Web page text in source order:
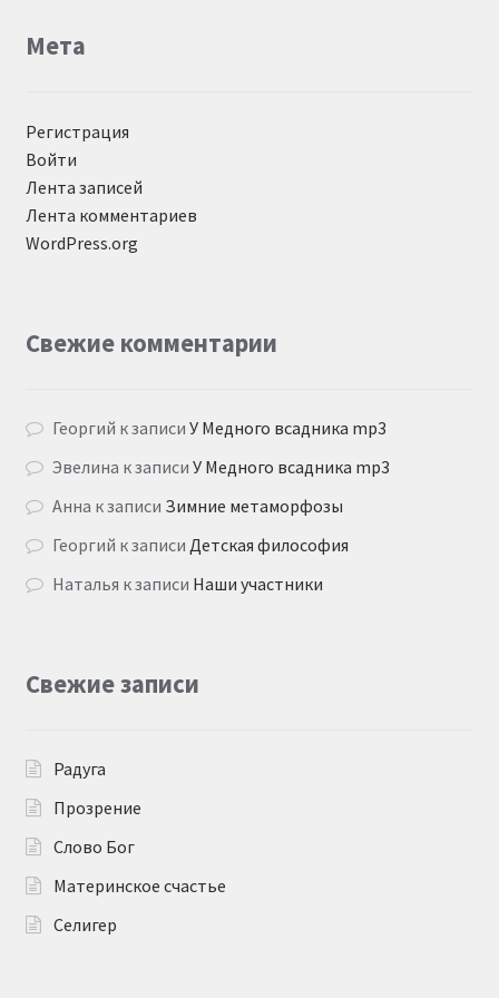
Мета
Регистрация
Войти
Лента записей
Лента комментариев
WordPress.org
Свежие комментарии
Георгий к записиУ Медного всадника mp3
Эвелина к записиУ Медного всадника mp3
Анна к записи Зимние метаморфозы
Георгий к записи Детская философия
Наталья к записи Наши участники
Свежие записи
Радуга
Прозрение
Слово Бог
Материнское счастье
Селигер